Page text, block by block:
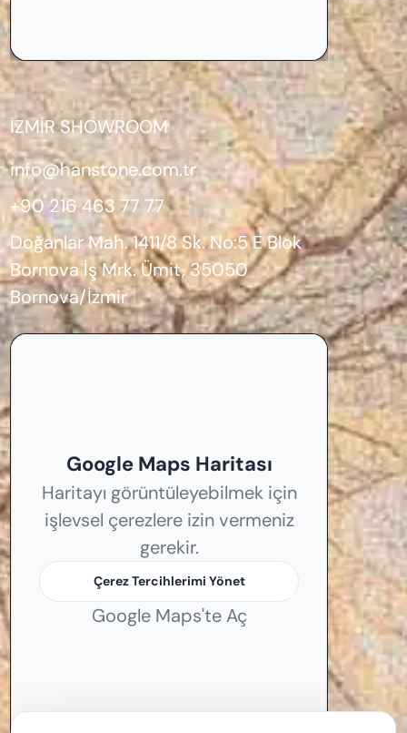
İZMİR SHOWROOM
info@hanstone.com.tr
+90 216 463 77 77
Doğanlar Mah. 1411/8 Sk. No:5 E Blok
Bornova İş Mrk. Ümit, 35050
Bornova/İzmir
Google Maps Haritası
Haritayı görüntüleyebilmek için
işlevsel çerezlere izin vermeniz
gerekir.
Çerez Tercihlerimi Yönet
Google Maps'te Aç